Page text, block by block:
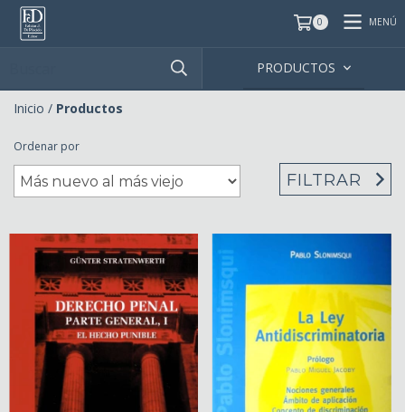
0 MENÚ
PRODUCTOS
Inicio / Productos
Ordenar por
FILTRAR